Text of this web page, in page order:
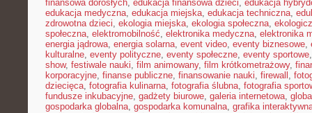
finansowa dorosłych, edukacja finansowa dzieci, edukacja
edukacja medyczna, edukacja miejska, edukacja techniczna,
zdrowotna dzieci, ekologia miejska, ekologia społeczna,
społeczna, elektromobilność, elektronika medyczna, elektronika
energia jądrowa, energia solarna, event video, eventy biznesowe,
kulturalne, eventy polityczne, eventy społeczne, eventy sportowe
show, festiwale nauki, film animowany, film krótkometrażowy,
korporacyjne, finanse publiczne, finansowanie nauki, firewall ,
dziecięca, fotografia kulinarna, fotografia ślubna, fotografia
fundusze inkubacyjne, gadżety biurowe, galeria internetowa,
gospodarka globalna, gospodarka komunalna, grafika